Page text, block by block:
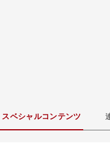
スベシャルコンテンツ